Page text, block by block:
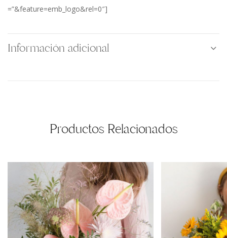
=”&feature=emb_logo&rel=0″]
Información adicional
Productos Relacionados